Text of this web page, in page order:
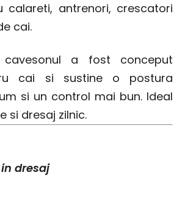
calareti, antrenori, crescatori
cai.
cavesonul a fost conceput
cai si sustine o postura
si un control mai bun. Ideal
si dresaj zilnic.
dresaj